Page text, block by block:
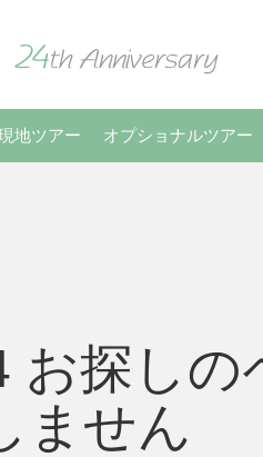
地ツアー オプショナルツアー
お探しの
ません